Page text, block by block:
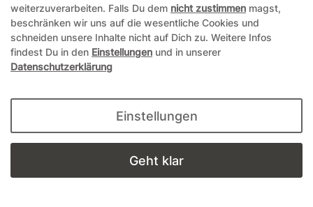
weiterzuverarbeiten. Falls Du dem nicht zustimmen magst,
beschränken wir uns auf die wesentliche Cookies und
schneiden unsere Inhalte nicht auf Dich zu. Weitere Infos
findest Du in den Einstellungen und in unserer
Datenschutzerklärung
Einstellungen
Geht klar